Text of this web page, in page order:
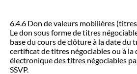
6.4.6 Don de valeurs mobilières
Le don sous forme de titres
base du cours de clôture à la date du
certificat de titres négociables ou à la
électronique des titres négociables
SSVP.